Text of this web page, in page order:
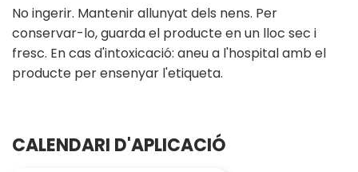
No ingerir. Mantenir allunyat dels nens. Per
conservar-lo, guarda el producte en un lloc sec i
fresc. En cas d'intoxicació: aneu a l'hospital amb el
producte per ensenyar l'etiqueta.
CALENDARI D'APLICACIÓ